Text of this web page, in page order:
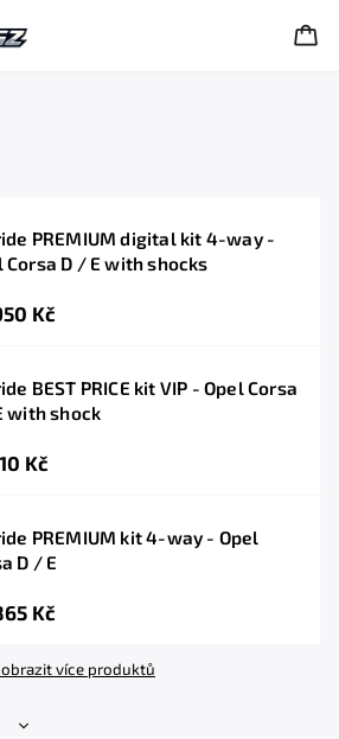
PREMIUM digital kit 4-way -
Corsa D / E with shocks
Kč
BEST PRICE kit VIP - Opel Corsa
with shock
Kč
PREMIUM kit 4-way - Opel
D / E
Kč
více produktů